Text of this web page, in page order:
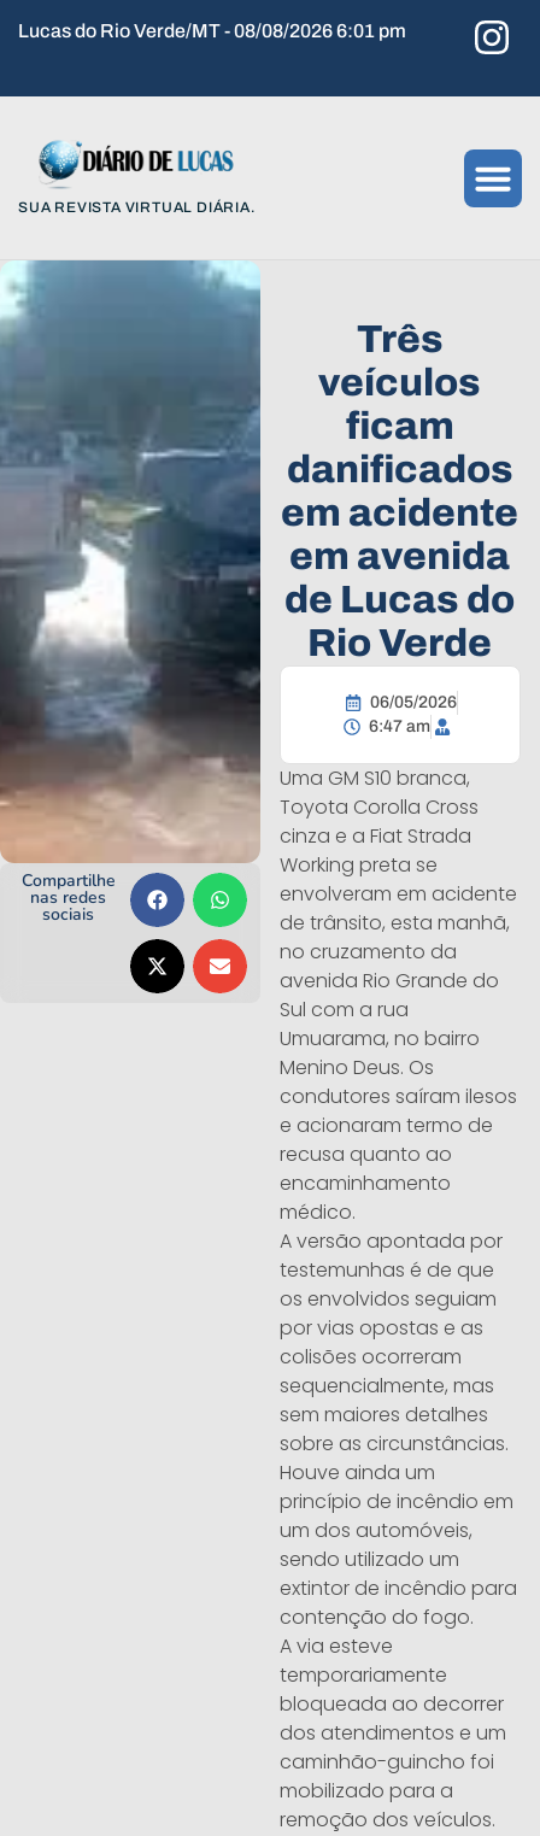
Lucas do Rio Verde/MT - 08/08/2026 6:01 pm
SUA REVISTA VIRTUAL DIÁRIA.
Compartilhe
nas redes
sociais
Três
veículos
ficam
danificados
em acidente
em avenida
de Lucas do
Rio Verde
06/05/2026
6:47 am
Uma GM S10 branca,
Toyota Corolla Cross
cinza e a Fiat Strada
Working preta se
envolveram em acidente
de trânsito, esta manhã,
no cruzamento da
avenida Rio Grande do
Sul com a rua
Umuarama, no bairro
Menino Deus. Os
condutores saíram ilesos
e acionaram termo de
recusa quanto ao
encaminhamento
médico.
A versão apontada por
testemunhas é de que
os envolvidos seguiam
por vias opostas e as
colisões ocorreram
sequencialmente, mas
sem maiores detalhes
sobre as circunstâncias.
Houve ainda um
princípio de incêndio em
um dos automóveis,
sendo utilizado um
extintor de incêndio para
contenção do fogo.
A via esteve
temporariamente
bloqueada ao decorrer
dos atendimentos e um
caminhão-guincho foi
mobilizado para a
remoção dos veículos.